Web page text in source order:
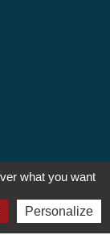
what you want
Personalize